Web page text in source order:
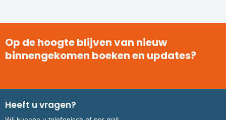
Op de hoogte blijven van nieuw
binnengekomen boeken en updates?
Heeft u vragen?